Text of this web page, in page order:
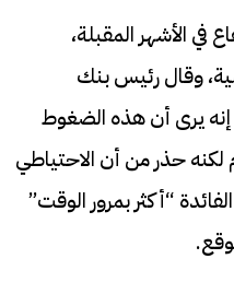
في الأشهر المقبلة،
وقال رئيس بنك
إنه يرى أن هذه الضغوط
حذر من أن الاحتياطي
“أكثر بمرور الوقت”